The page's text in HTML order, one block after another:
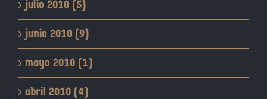
julio 2010 (5)
junio 2010 (9)
mayo 2010 (1)
abril 2010 (4)